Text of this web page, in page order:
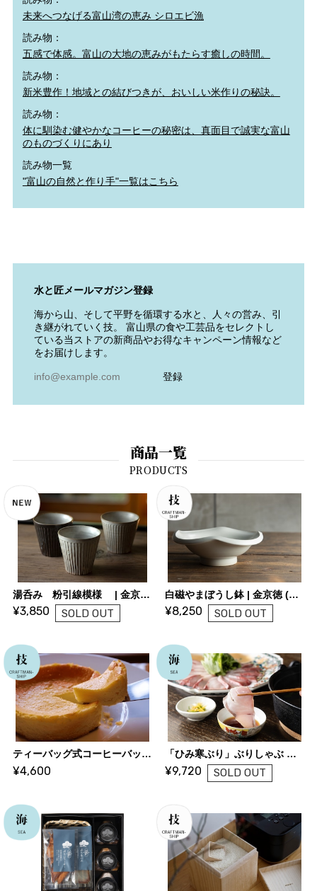
未来へつなげる富山湾の恵み シロエビ漁
読み物：
五感で体感。富山の大地の恵みがもたらす癒しの時間。
読み物：
新米豊作！地域との結びつきが、おいしい米作りの秘訣。
読み物：
体に馴染む健やかなコーヒーの秘密は、真面目で誠実な富山
のものづくりにあり
読み物一覧
"富山の自然と作り手"一覧はこちら
水と匠メールマガジン登録
海から山、そして平野を循環する水と、人々の営み、引
き継がれていく技。 富山県の食や工芸品をセレクトし
ている当ストアの新商品やお得なキャンペーン情報など
をお届けします。
登録
商品一覧
湯呑み 粉引線模様 | 金京徳 (陶芸家)
¥3,850 SOLD OUT
白磁やまぼうし鉢 | 金京徳 (陶芸家)
¥8,250 SOLD OUT
ティーバッグ式コーヒーバッグとチーズケーキのセット｜自家焙煎珈琲くらうん
¥4,600
「ひみ寒ぶり」ぶりしゃぶ ｜ 松本魚問屋
¥9,720 SOLD OUT